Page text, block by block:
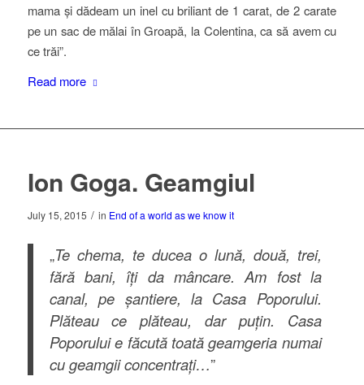
mama și dădeam un inel cu briliant de 1 carat, de 2 carate
pe un sac de mălai în Groapă, la Colentina, ca să avem cu
ce trăi”.
Read more
Ion Goga. Geamgiul
July 15, 2015 / in End of a world as we know it
„Te chema, te ducea o lună, două, trei,
fără bani, îți da mâncare. Am fost la
canal, pe șantiere, la Casa Poporului.
Plăteau ce plăteau, dar puțin. Casa
Poporului e făcută toată geamgeria numai
cu geamgii concentrați…”